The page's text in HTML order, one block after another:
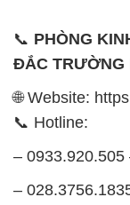
📞 PHÒNG
ĐẮC TRƯỜNG
🌐 Website:
📞 Hotline:
–
–